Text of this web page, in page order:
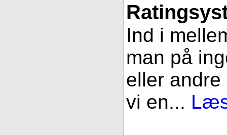
Ind i
man på
eller
vi en...